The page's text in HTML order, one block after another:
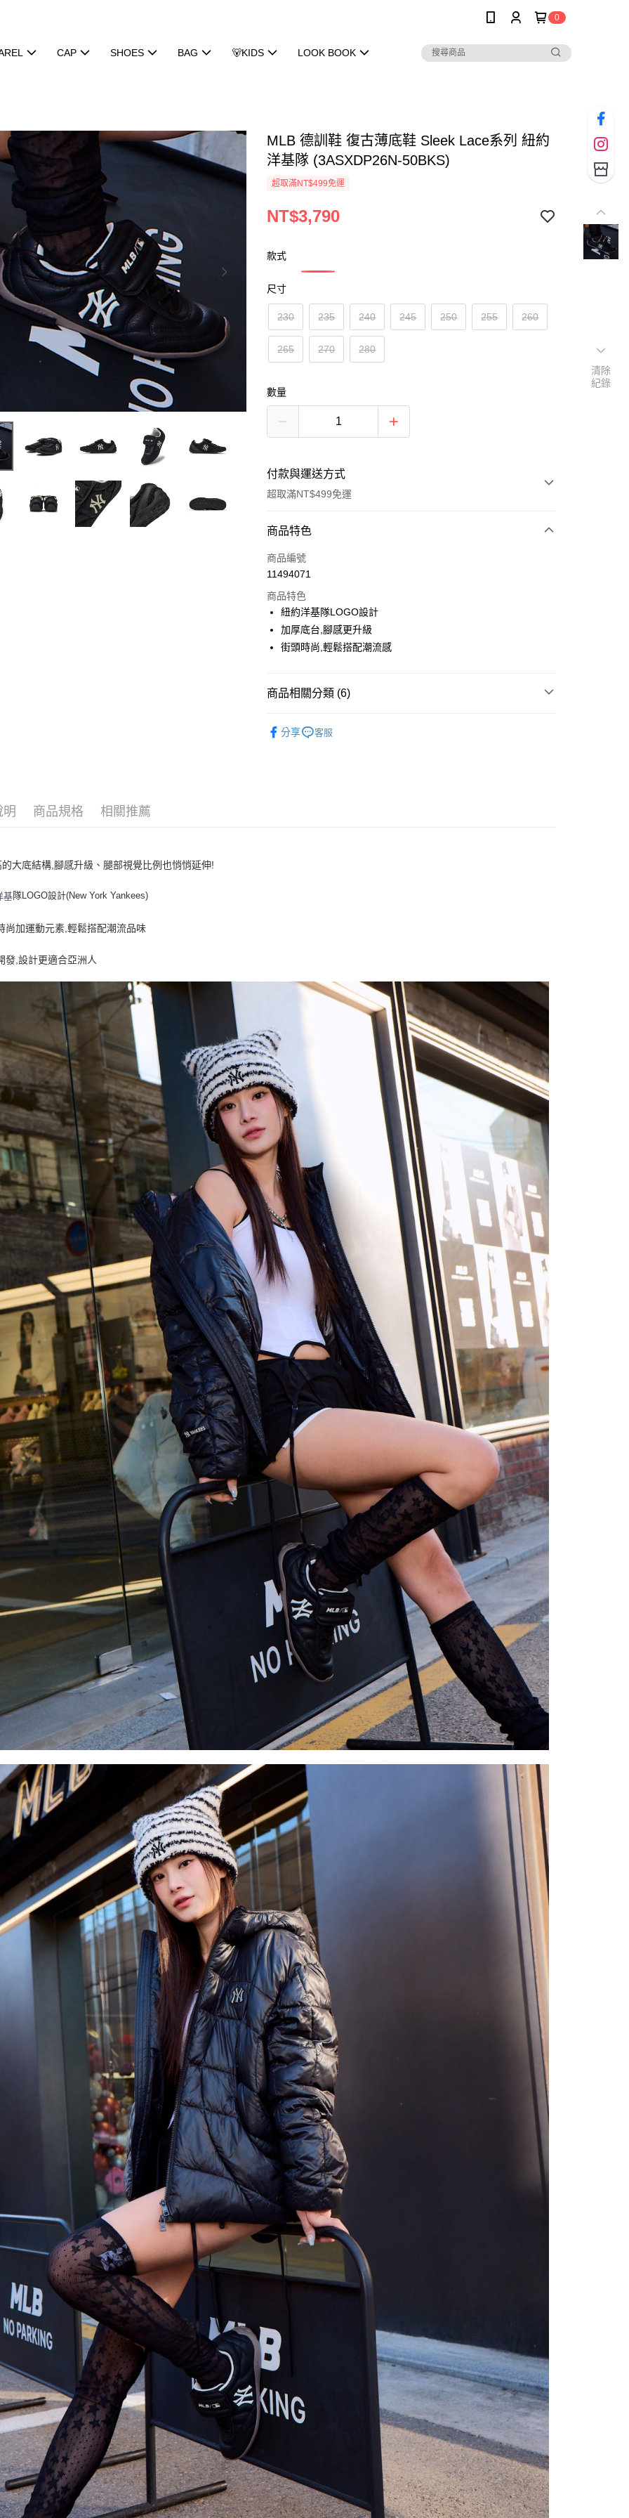
0
CAP SHOES BAG 🐻KIDS LOOK BOOK
MLB 德訓鞋 復古薄底鞋 Sleek Lace系列 紐約
洋基隊 (3ASXDP26N-50BKS)
超取滿NT$499免運
NT$3,790
款式
尺寸
230 235 240 245 250 255 260
265 270 280
數量
付款與運送方式
超取滿NT$499免運
付款方式
信用卡一次付款
LINE Pay
Apple Pay
悠遊付
運送方式
商品特色
商品編號
11494071
商品特色
紐約洋基隊LOGO設計
加厚底台,腳感更升級
街頭時尚,輕鬆搭配潮流感
商品相關分類 (6)
分享 客服
明 商品規格 相關推薦
的大底結構,腳感升級、腿部視覺比例也悄悄延伸!
基隊LOGO設計(New York Yankees)
尚加運動元素,輕鬆搭配潮流品味
發,設計更適合亞洲人
清除
紀錄